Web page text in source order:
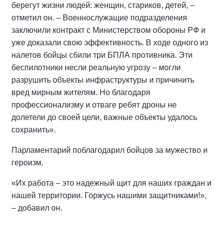
берегут жизни людей: женщин, стариков, детей, –
отметил он. – Военнослужащие подразделения
заключили контракт с Министерством обороны РФ и
уже доказали свою эффективность. В ходе одного из
налетов бойцы сбили три БПЛА противника. Эти
беспилотники несли реальную угрозу – могли
разрушить объекты инфраструктуры и причинить
вред мирным жителям. Но благодаря
профессионализму и отваге ребят дроны не
долетели до своей цели, важные объекты удалось
сохранить».
Парламентарий поблагодарил бойцов за мужество и
героизм.
«Их работа – это надежный щит для наших граждан и
нашей территории. Горжусь нашими защитниками!»,
– добавил он.